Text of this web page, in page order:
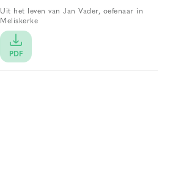
Uit het leven van Jan Vader, oefenaar in
Meliskerke
PDF